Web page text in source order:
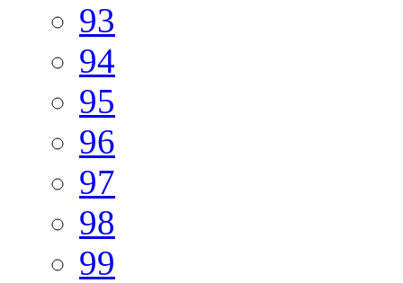
93
94
95
96
97
98
99